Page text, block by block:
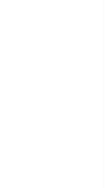
z 5 hvězdiček.
z 5 hvězdiček.